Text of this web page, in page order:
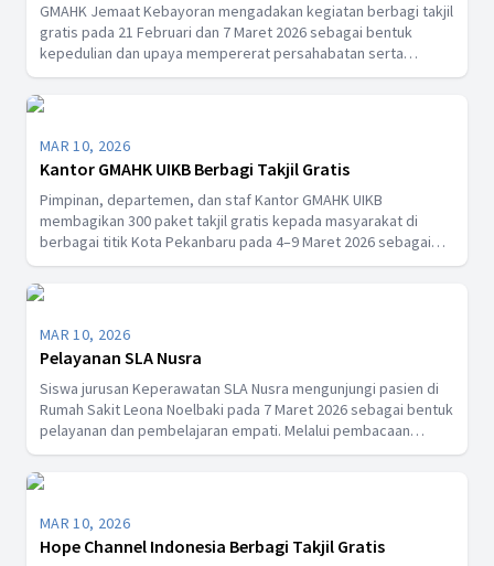
GMAHK Jemaat Kebayoran mengadakan kegiatan berbagi takjil
gratis pada 21 Februari dan 7 Maret 2026 sebagai bentuk
kepedulian dan upaya mempererat persahabatan serta
toleransi antar umat beragama di tengah masyarakat.
MAR 10, 2026
Kantor GMAHK UIKB Berbagi Takjil Gratis
Pimpinan, departemen, dan staf Kantor GMAHK UIKB
membagikan 300 paket takjil gratis kepada masyarakat di
berbagai titik Kota Pekanbaru pada 4–9 Maret 2026 sebagai
wujud kepedulian dan dukungan kepada umat Muslim yang
menjalankan ibadah puasa, sekaligus mempererat kerukunan
antarumat beragama di Indonesia.
MAR 10, 2026
Pelayanan SLA Nusra
Siswa jurusan Keperawatan SLA Nusra mengunjungi pasien di
Rumah Sakit Leona Noelbaki pada 7 Maret 2026 sebagai bentuk
pelayanan dan pembelajaran empati. Melalui pembacaan
Firman Tuhan dan doa, para siswa memberikan penguatan
rohani serta menghadirkan sukacita bagi pasien yang sedang
menjalani perawatan.
MAR 10, 2026
Hope Channel Indonesia Berbagi Takjil Gratis